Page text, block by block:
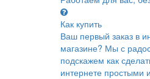
Как купить
Ваш первый заказ в
магазине? Мы с
подскажем как
интернете простыми